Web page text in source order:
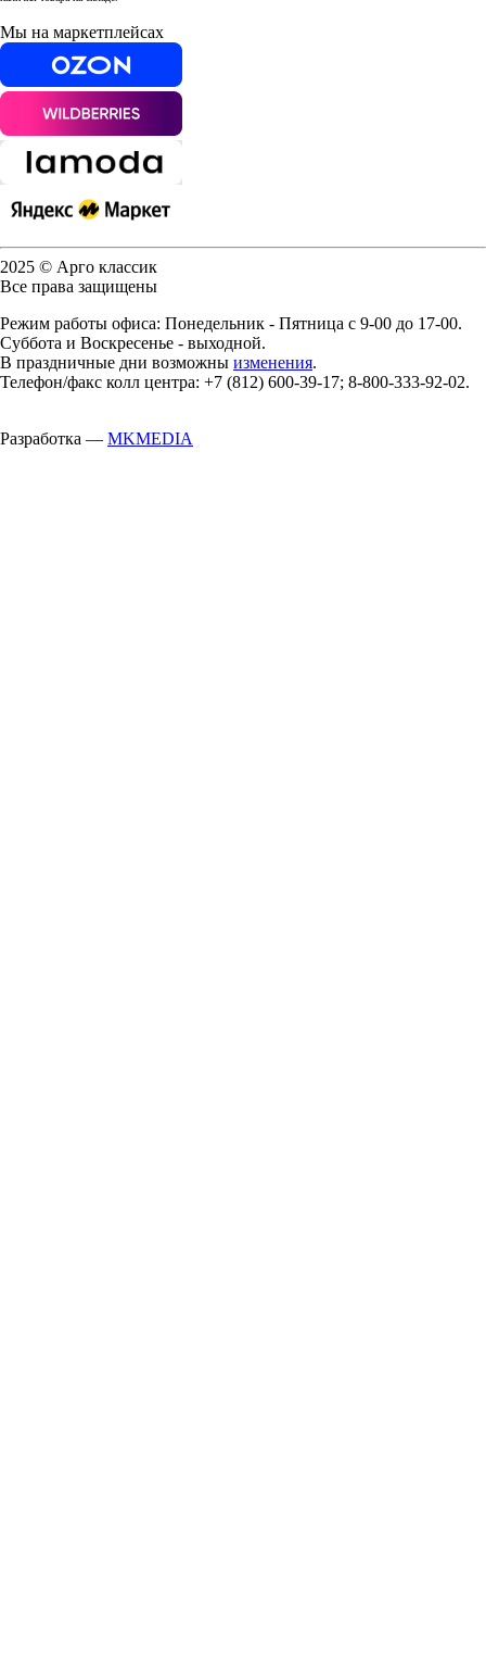
Мы на маркетплейсах
2025 © Арго классик
Все права защищены
Режим работы офиса: Понедельник - Пятница с 9-00 до 17-00.
Суббота и Воскресенье - выходной.
В праздничные дни возможны изменения.
Телефон/факс колл центра: +7 (812) 600-39-17; 8-800-333-92-02.
Разработка — MKMEDIA